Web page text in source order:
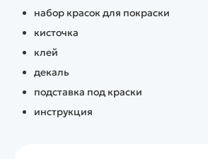
набор красок для покраски
кисточка
клей
декаль
подставка под краски
инструкция